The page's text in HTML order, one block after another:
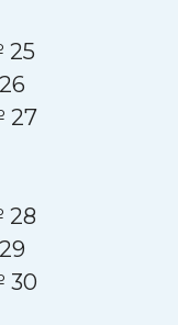
25
27
28
30